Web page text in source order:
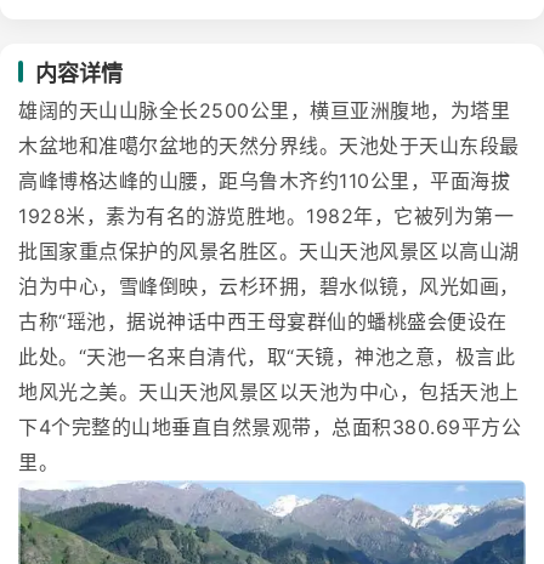
内容详情
雄阔的天山山脉全长2500公里，横亘亚洲腹地，为塔里
木盆地和准噶尔盆地的天然分界线。天池处于天山东段最
高峰博格达峰的山腰，距乌鲁木齐约110公里，平面海拔
1928米，素为有名的游览胜地。1982年，它被列为第一
批国家重点保护的风景名胜区。天山天池风景区以高山湖
泊为中心，雪峰倒映，云杉环拥，碧水似镜，风光如画，
古称“瑶池，据说神话中西王母宴群仙的蟠桃盛会便设在
此处。“天池一名来自清代，取“天镜，神池之意，极言此
地风光之美。天山天池风景区以天池为中心，包括天池上
下4个完整的山地垂直自然景观带，总面积380.69平方公
里。